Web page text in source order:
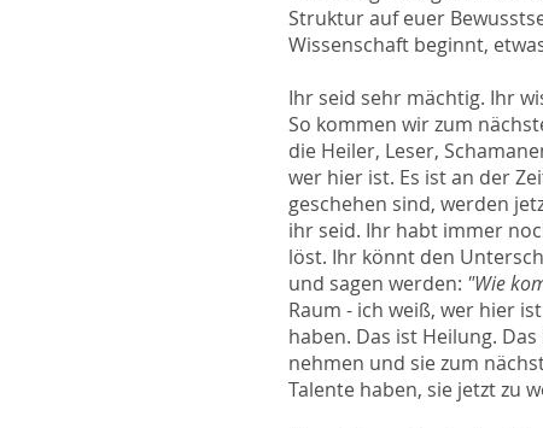
Struktur auf euer
Wissenschaft beginnt,
Ihr seid sehr mächtig. Ihr
So kommen wir zum
die Heiler, Leser,
wer hier ist. Es ist an der
geschehen sind, werden
ihr seid. Ihr habt immer
löst. Ihr könnt den
und sagen werden: "Wie
Raum - ich weiß, wer hier
haben. Das ist Heilung.
nehmen und sie zum
Talente haben, sie jetzt zu